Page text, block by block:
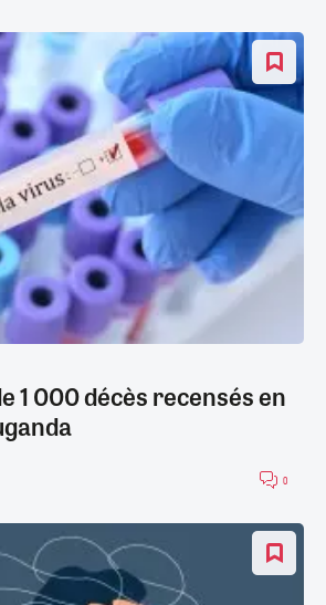
1 000 décès recensés en
0